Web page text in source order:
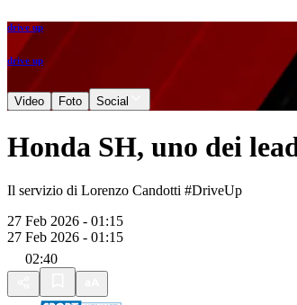
drive up
drive up
Video Foto Social
Honda SH, uno dei
Il servizio di Lorenzo Candotti #DriveUp
27 Feb 2026 - 01:15
27 Feb 2026 - 01:15
02:40